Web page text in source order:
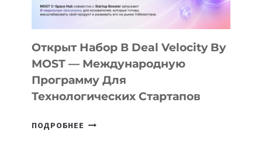
Открыт Набор В Deal Velocity By
MOST — Международную
Программу Для
Технологических Стартапов
ПОДРОБНЕЕ ОТКРЫТ